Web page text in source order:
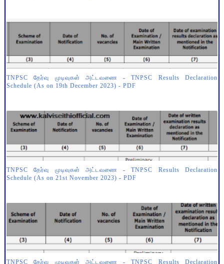
TNPSC தேர்வு முடிவுகள் அட்டவணை - TNPSC Results Declaration
Schedule (As on 19th December 2023) - PDF
TNPSC தேர்வு முடிவுகள் அட்டவணை - TNPSC Results Declaration
Schedule (As on 21st November 2023) - PDF
TNPSC தேர்வு முடிவுகள் அட்டவணை - TNPSC Results Declaration